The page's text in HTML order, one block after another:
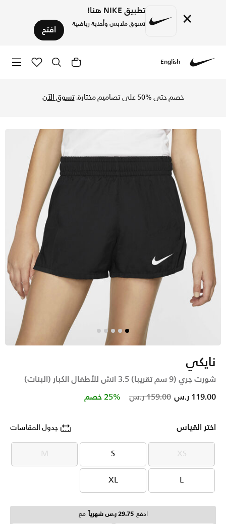
× تطبيق NIKE هنا!
تسوق ملابس وأحذية رياضية افتح
English
خصم حتى %50 على تصاميم مختارة. تسوق الآن
نايكي
شورت جري (9 سم تقريبا) 3.5 انش للأطفال الكبار (البنات)
Price reduced from
159.00 ر.س to 119.00 ر.س 25% خصم
اختر القياس جدول المقاسات
XS
XS
S
S
M
M
L
L
XL
XL
ادفع 29.75 ر.س شهرياً مع